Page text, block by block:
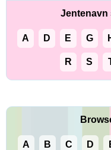
Jentenavn
A D E G
R S
A B C D